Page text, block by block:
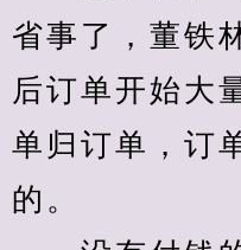
省事了，董铁
后订单开始大
单归订单，订
的。